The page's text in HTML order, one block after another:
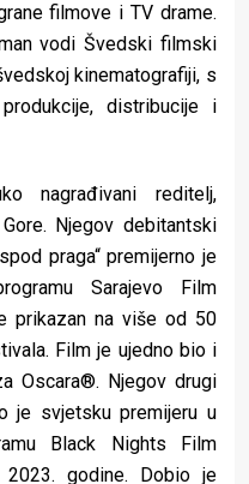
filmove i TV drame.
vodi Švedski filmski
kinematografiji, s
distribucije i
nagrađivani reditelj,
Njegov debitantski
praga“ premijerno je
Sarajevo Film
prikazan na više od 50
Film je ujedno bio i
Oscara®. Njegov drugi
je svjetsku premijeru u
Black Nights Film
2023. godine. Dobio je